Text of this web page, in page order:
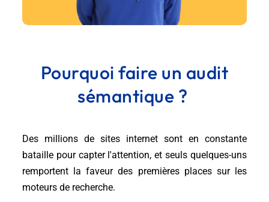
Pourquoi faire un audit
sémantique ?
Des millions de sites internet sont en constante
bataille pour capter l'attention, et seuls quelques-uns
remportent la faveur des premières places sur les
moteurs de recherche.